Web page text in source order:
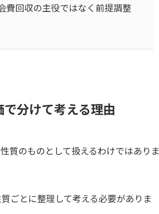
費回収の主役ではなく前提調整
分けて考える理由
質のものとして扱えるわけではありま
ごとに整理して考える必要がありま